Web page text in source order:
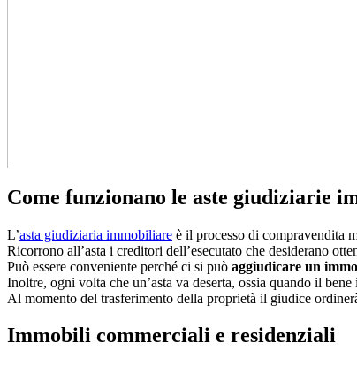
Come funzionano le aste giudiziarie
L’asta giudiziaria immobiliare è il processo di compravendita
Ricorrono all’asta i creditori dell’esecutato che desiderano
Può essere conveniente perché ci si può aggiudicare un
Inoltre, ogni volta che un’asta va deserta, ossia quando il
Al momento del trasferimento della proprietà il giudice
Immobili commerciali e residenziali